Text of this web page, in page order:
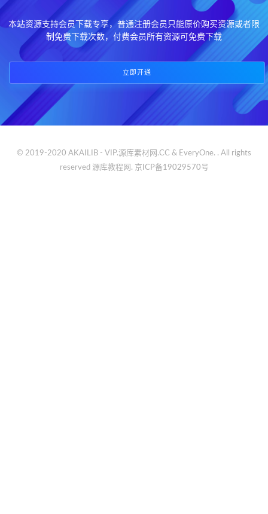
本站资源支持会员下载专享，普通注册会员只能原价购买资源或者限
制免费下载次数，付费会员所有资源可免费下载
立即开通
© 2019-2020 AKAILIB - VIP.源库素材网.CC & EveryOne. . All rights
reserved 源库教程网. 京ICP备19029570号